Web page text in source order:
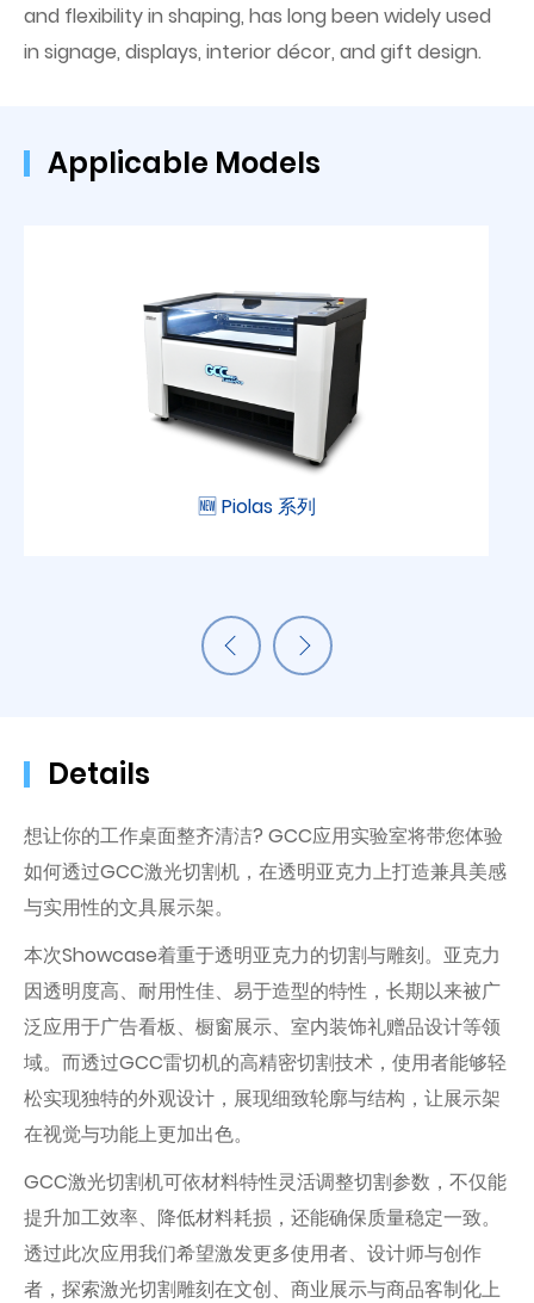
and flexibility in shaping, has long been widely used
in signage, displays, interior décor, and gift design.
Applicable Models
🆕 Piolas 系列
Details
想让你的工作桌面整齐清洁? GCC应用实验室将带您体验
如何透过GCC激光切割机，在透明亚克力上打造兼具美感
与实用性的文具展示架。
本次Showcase着重于透明亚克力的切割与雕刻。亚克力
因透明度高、耐用性佳、易于造型的特性，长期以来被广
泛应用于广告看板、橱窗展示、室内装饰礼赠品设计等领
域。而透过GCC雷切机的高精密切割技术，使用者能够轻
松实现独特的外观设计，展现细致轮廓与结构，让展示架
在视觉与功能上更加出色。
GCC激光切割机可依材料特性灵活调整切割参数，不仅能
提升加工效率、降低材料耗损，还能确保质量稳定一致。
透过此次应用我们希望激发更多使用者、设计师与创作
者，探索激光切割雕刻在文创、商业展示与商品客制化上